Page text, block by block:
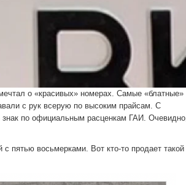
о «красивых» номерах. Самые «блатные»
с рук всерую по высоким прайсам. С
знак по официальным расценкам ГАИ. Очевидно,
пятью восьмерками. Вот кто-то продает такой